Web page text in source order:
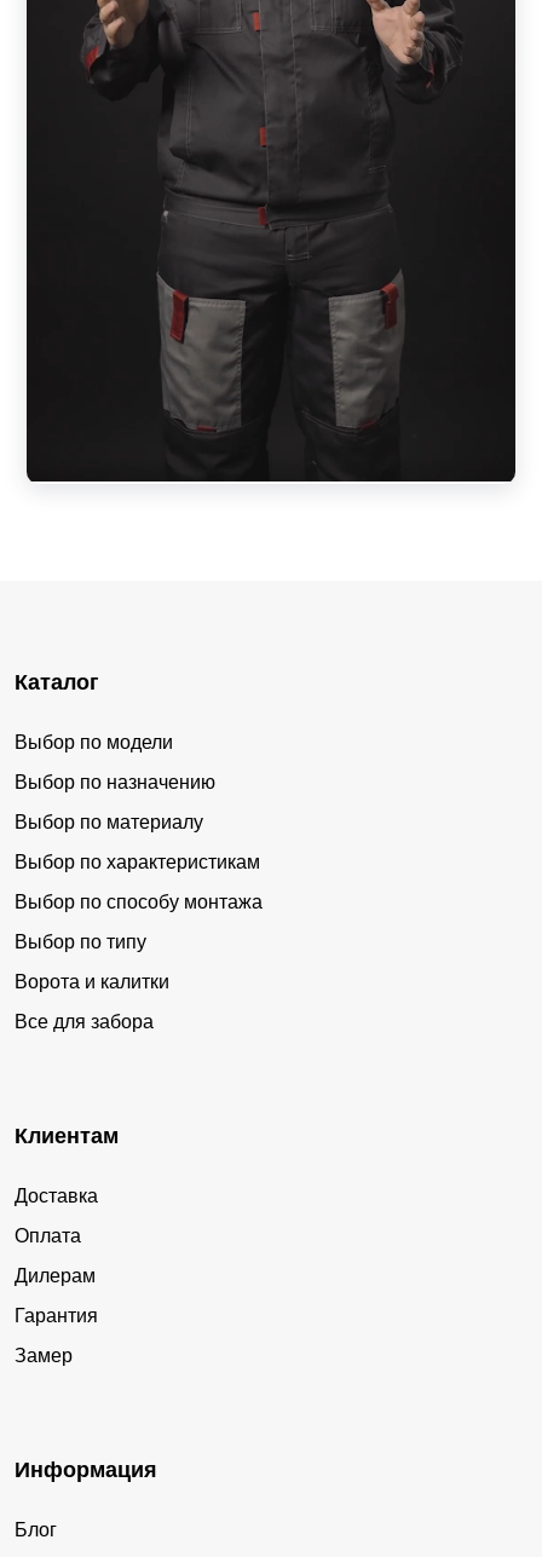
Каталог
Выбор по модели
Выбор по назначению
Выбор по материалу
Выбор по характеристикам
Выбор по способу монтажа
Выбор по типу
Ворота и калитки
Все для забора
Клиентам
Доставка
Оплата
Дилерам
Гарантия
Замер
Информация
Блог